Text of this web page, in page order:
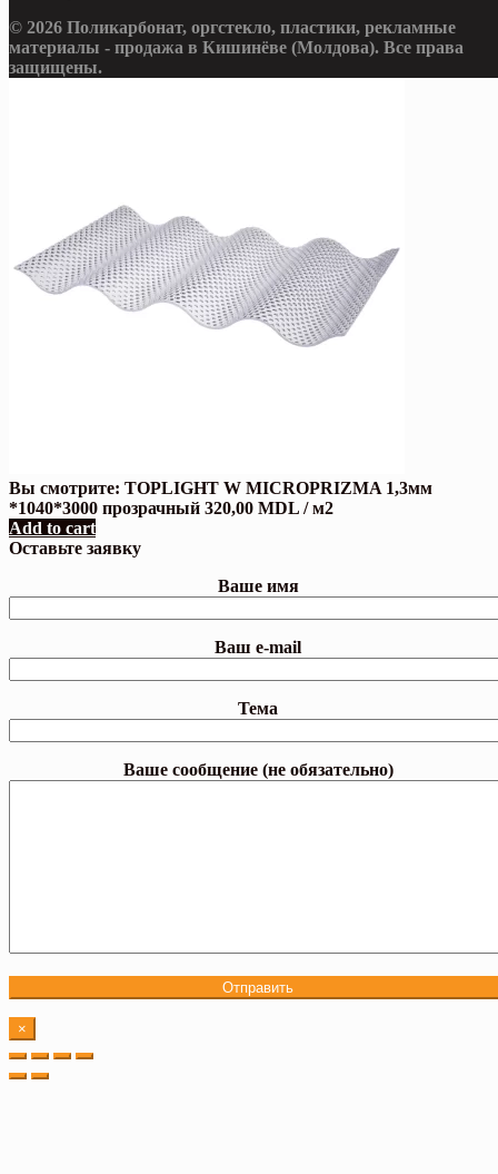
© 2026 Поликарбонат, оргстекло, пластики, рекламные
материалы - продажа в Кишинёве (Молдова). Все права
защищены.
Вы смотрите: TOPLIGHT W MICROPRIZMA 1,3мм
*1040*3000 прозрачный 320,00 MDL / м2
Add to cart
Оставьте заявку
Ваше имя
Ваш e-mail
Тема
Ваше сообщение (не обязательно)
×